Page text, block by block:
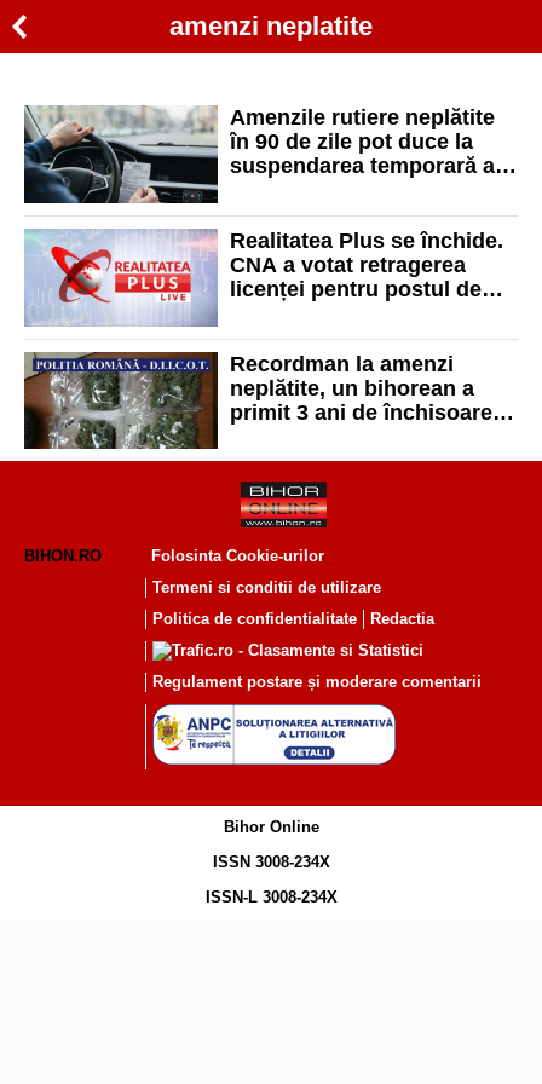
amenzi neplatite
Amenzile rutiere neplătite
în 90 de zile pot duce la
suspendarea temporară a
calculează perioada
Realitatea Plus se închide.
CNA a votat retragerea
licenței pentru postul de
Recordman la amenzi
neplătite, un bihorean a
primit 3 ani de închisoare
grame de cannabis
BIHON.RO
Folosinta Cookie-urilor
Termeni si conditii de utilizare
Politica de confidentialitate
Redactia
Regulament postare și moderare comentarii
Bihor Online
ISSN 3008-234X
ISSN-L 3008-234X